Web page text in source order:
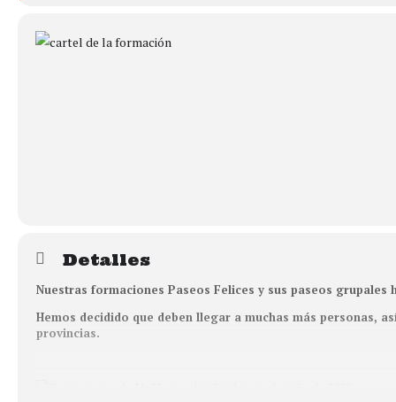
Detalles
Nuestras formaciones Paseos Felices y sus paseos
Hemos decidido que deben llegar a muchas más personas,
provincias.